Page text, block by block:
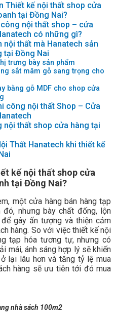
Thiết kế nội thất shop cửa
tại Đồng Nai?
nội thất shop – cửa
có những gì?
nội thất mà Hanatech sản
tại Đồng Nai
trưng bày sản phẩm
sắt mâm gỗ sang trọng cho
bằng gỗ MDF cho shop cửa
công nội thất Shop – Cửa
nội thất shop cửa hàng tại
Thất Hanatech khi thiết kế
kế nội thất shop cửa
tại Đồng Nai?
một cửa hàng bán hàng tạp
nhưng bày chất đống, lộn
gây ấn tượng và thiện cảm
hàng. So với việc thiết kế nội
tạp hóa tương tự, nhưng có
mái, ánh sáng hợp lý sẽ khiến
lại lâu hơn và tăng tỷ lệ mua
hàng sẽ ưu tiên tới đó mua
nhà sách 100m2